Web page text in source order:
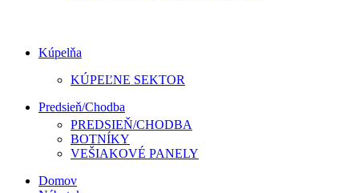
Kúpelňa
KÚPEĽNE SEKTOR
Predsieň/Chodba
PREDSIEŇ/CHODBA
BOTNÍKY
VEŠIAKOVÉ PANELY
Domov